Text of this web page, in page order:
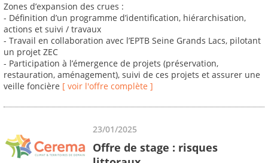
Zones d’expansion des crues :
- Définition d’un programme d’identification, hiérarchisation,
actions et suivi / travaux
- Travail en collaboration avec l’EPTB Seine Grands Lacs, pilotant
un projet ZEC
- Participation à l’émergence de projets (préservation,
restauration, aménagement), suivi de ces projets et assurer une
veille foncière [ voir l'offre complète ]
23/01/2025
Offre de stage : risques